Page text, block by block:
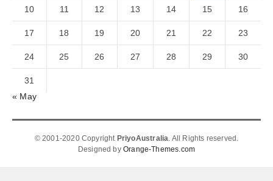
10 11 12 13 14 15 16
17 18 19 20 21 22 23
24 25 26 27 28 29 30
31
« May
© 2001-2020 Copyright PriyoAustralia. All Rights reserved.
Designed byOrange-Themes.com